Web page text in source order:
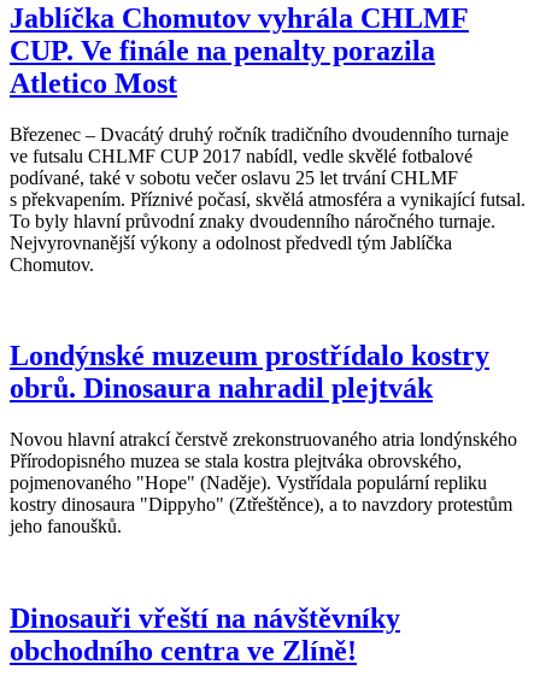
Jablíčka Chomutov vyhrála CHLMF
CUP. Ve finále na penalty porazila
Atletico Most
Březenec – Dvacátý druhý ročník tradičního dvoudenního turnaje
ve futsalu CHLMF CUP 2017 nabídl, vedle skvělé fotbalové
podívané, také v sobotu večer oslavu 25 let trvání CHLMF
s překvapením. Příznivé počasí, skvělá atmosféra a vynikající futsal.
To byly hlavní průvodní znaky dvoudenního náročného turnaje.
Nejvyrovnanější výkony a odolnost předvedl tým Jablíčka
Chomutov.
Londýnské muzeum prostřídalo kostry
obrů. Dinosaura nahradil plejtvák
Novou hlavní atrakcí čerstvě zrekonstruovaného atria londýnského
Přírodopisného muzea se stala kostra plejtváka obrovského,
pojmenovaného "Hope" (Naděje). Vystřídala populární repliku
kostry dinosaura "Dippyho" (Ztřeštěnce), a to navzdory protestům
jeho fanoušků.
Dinosauři vřeští na návštěvníky
obchodního centra ve Zlíně!